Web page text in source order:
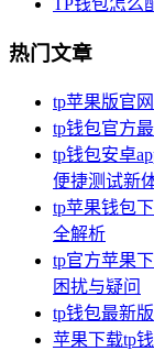
TP钱包怎么
热门文章
tp苹果版官
tp钱包官方
tp钱包安卓
便捷测试新
tp苹果钱包
全解析
tp官方苹果
困扰与疑问
tp钱包最新
苹果下载tp